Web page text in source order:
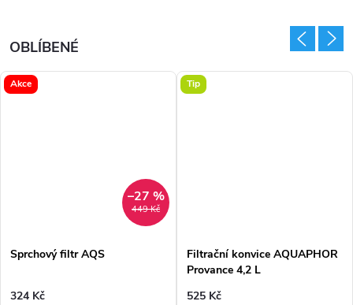
OBLÍBENÉ
Akce
449 Kč
–27 %
Sprchový filtr AQS
324 Kč
Tip
Filtrační konvice AQUAPHOR
Provance 4,2 L
525 Kč